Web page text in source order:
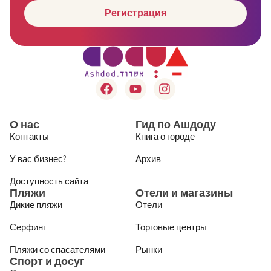
Регистрация
О нас
Контакты
У вас бизнес?
Доступность сайта
Гид по Ашдоду
Книга о городе
Архив
Пляжи
Дикие пляжи
Серфинг
Пляжи со спасателями
Отели и магазины
Отели
Торговые центры
Рынки
Спорт и досуг